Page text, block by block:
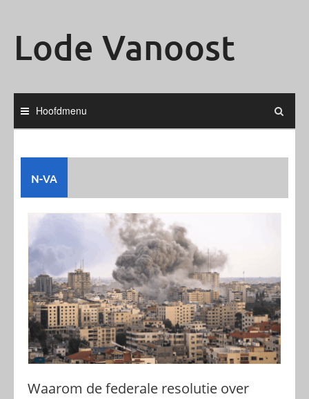
Lode Vanoost
Hoofdmenu
N-VA
Waarom de federale resolutie over